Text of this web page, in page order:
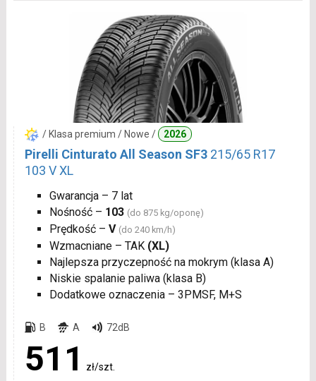
/ Klasa premium / Nowe / 2026
Pirelli Cinturato All Season SF3 215/65 R17
103 V XL
Gwarancja – 7 lat
Nośność – 103 (do 875 kg/oponę)
Prędkość – V (do 240 km/h)
Wzmacniane – TAK (XL)
Najlepsza przyczepność na mokrym (klasa A)
Niskie spalanie paliwa (klasa B)
Dodatkowe oznaczenia – 3PMSF, M+S
B A 72dB
511 zł/szt.